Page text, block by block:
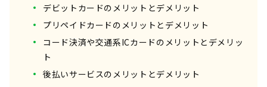
デビットカードのメリットとデメリット
プリペイドカードのメリットとデメリット
コード決済や交通系ICカードのメリットとデメリッ
ト
後払いサービスのメリットとデメリット